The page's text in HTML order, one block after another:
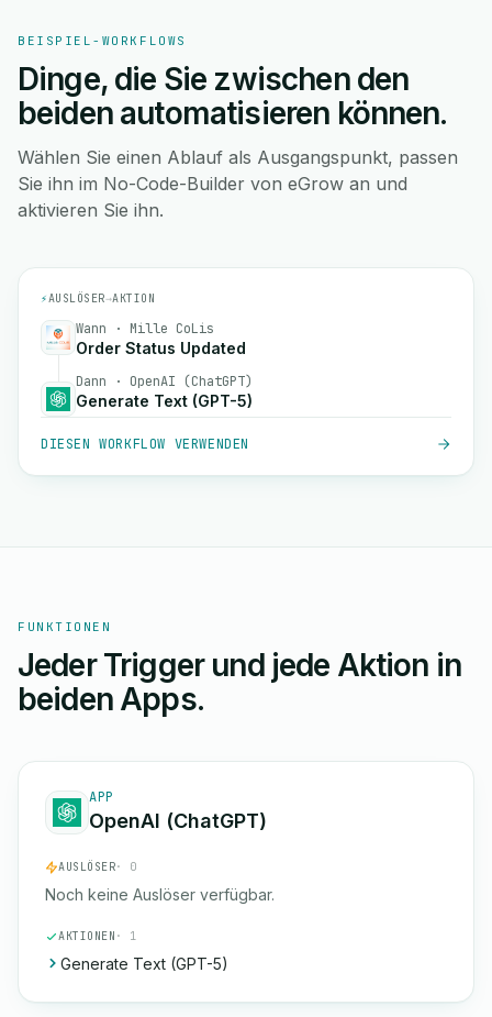
BEISPIEL-WORKFLOWS
Dinge, die Sie zwischen den
beiden automatisieren können.
Wählen Sie einen Ablauf als Ausgangspunkt, passen
Sie ihn im No-Code-Builder von eGrow an und
aktivieren Sie ihn.
⚡AUSLÖSER→AKTION
Wann · Mille CoLis
Order Status Updated
Dann · OpenAI (ChatGPT)
Generate Text (GPT-5)
DIESEN WORKFLOW VERWENDEN
FUNKTIONEN
Jeder Trigger und jede Aktion in
beiden Apps.
APP
OpenAI (ChatGPT)
AUSLÖSER· 0
Noch keine Auslöser verfügbar.
AKTIONEN · 1
Generate Text (GPT-5)